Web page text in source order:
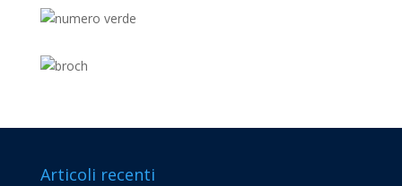
Articoli recenti